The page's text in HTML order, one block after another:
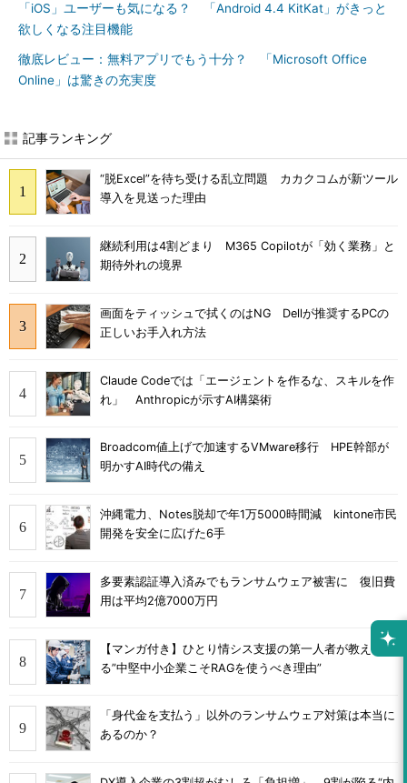
「iOS」ユーザーも気になる？ 「Android 4.4 KitKat」がきっと
欲しくなる注目機能
徹底レビュー：無料アプリでもう十分？ 「Microsoft Office
Online」は驚きの充実度
記事ランキング
“脱Excel”を待ち受ける乱立問題 カカクコムが新ツール
導入を見送った理由
継続利用は4割どまり M365 Copilotが「効く業務」と
期待外れの境界
画面をティッシュで拭くのはNG Dellが推奨するPCの
正しいお手入れ方法
Claude Codeでは「エージェントを作るな、スキルを作
れ」 Anthropicが示すAI構築術
Broadcom値上げで加速するVMware移行 HPE幹部が
明かすAI時代の備え
沖縄電力、Notes脱却で年1万5000時間減 kintone市民
開発を安全に広げた6手
多要素認証導入済みでもランサムウェア被害に 復旧費
用は平均2億7000万円
【マンガ付き】ひとり情シス支援の第一人者が教え
る”中堅中小企業こそRAGを使うべき理由”
「身代金を支払う」以外のランサムウェア対策は本当に
あるのか？